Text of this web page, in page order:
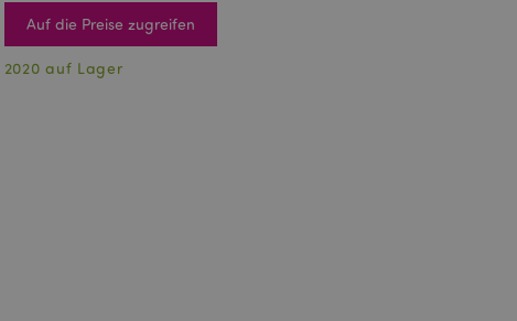
Auf die Preise zugreifen
2020 auf Lager